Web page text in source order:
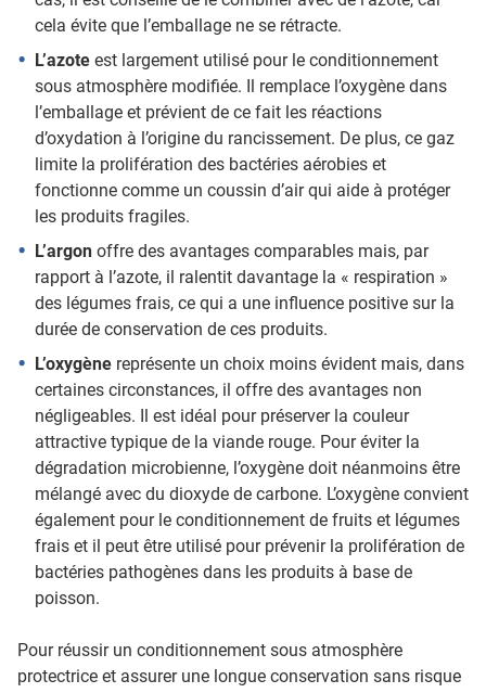
cela évite que l’emballage ne se rétracte.
L’azote est largement utilisé pour le conditionnement
sous atmosphère modifiée. Il remplace l’oxygène dans
l’emballage et prévient de ce fait les réactions
d’oxydation à l’origine du rancissement. De plus, ce gaz
limite la prolifération des bactéries aérobies et
fonctionne comme un coussin d’air qui aide à protéger
les produits fragiles.
L’argon offre des avantages comparables mais, par
rapport à l’azote, il ralentit davantage la « respiration »
des légumes frais, ce qui a une influence positive sur la
durée de conservation de ces produits.
L’oxygène représente un choix moins évident mais, dans
certaines circonstances, il offre des avantages non
négligeables. Il est idéal pour préserver la couleur
attractive typique de la viande rouge. Pour éviter la
dégradation microbienne, l’oxygène doit néanmoins être
mélangé avec du dioxyde de carbone. L’oxygène convient
également pour le conditionnement de fruits et légumes
frais et il peut être utilisé pour prévenir la prolifération de
bactéries pathogènes dans les produits à base de
poisson.
Pour réussir un conditionnement sous atmosphère
protectrice et assurer une longue conservation sans risque